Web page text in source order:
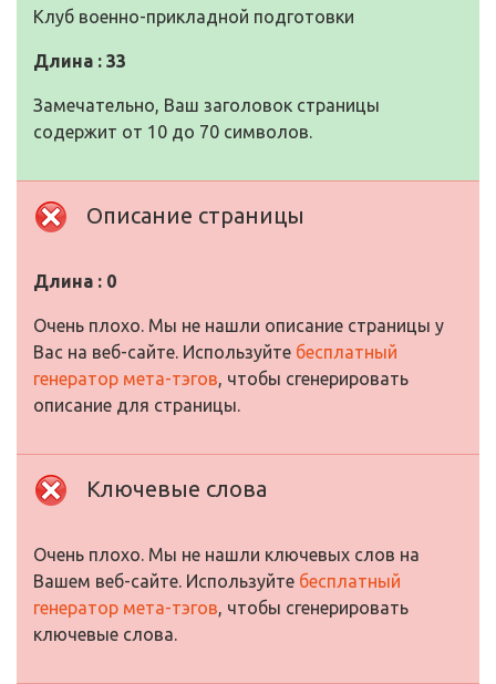
Клуб военно-прикладной подготовки
Длина : 33
Замечательно, Ваш заголовок страницы
содержит от 10 до 70 символов.
Описание страницы
Длина : 0
Очень плохо. Мы не нашли описание страницы у
Вас на веб-сайте. Используйте бесплатный
генератор мета-тэгов, чтобы сгенерировать
описание для страницы.
Ключевые слова
Очень плохо. Мы не нашли ключевых слов на
Вашем веб-сайте. Используйте бесплатный
генератор мета-тэгов, чтобы сгенерировать
ключевые слова.